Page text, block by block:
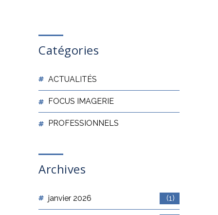
Catégories
ACTUALITÉS
FOCUS IMAGERIE
PROFESSIONNELS
Archives
janvier 2026 (1)